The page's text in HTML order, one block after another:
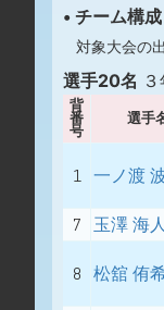
• チーム構成
対象大会の
選手20名
背
番
号
選手
1 一ノ渡
7
玉澤 海人
8 松舘 侑